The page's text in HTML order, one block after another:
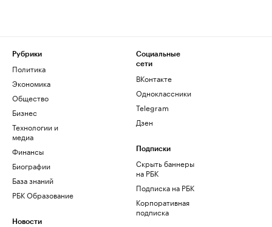
Рубрики
Политика
Экономика
Общество
Бизнес
Технологии и
медиа
Финансы
Биографии
База знаний
РБК Образование
Новости
Социальные
сети
ВКонтакте
Одноклассники
Telegram
Дзен
Подписки
Скрыть баннеры
на РБК
Подписка на РБК
Корпоративная
подписка